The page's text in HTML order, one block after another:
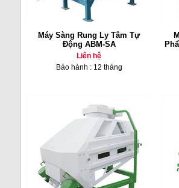
Máy Sàng Rung Ly Tâm Tự
Động ABM-SA
Liên hệ
Bảo hành : 12 tháng